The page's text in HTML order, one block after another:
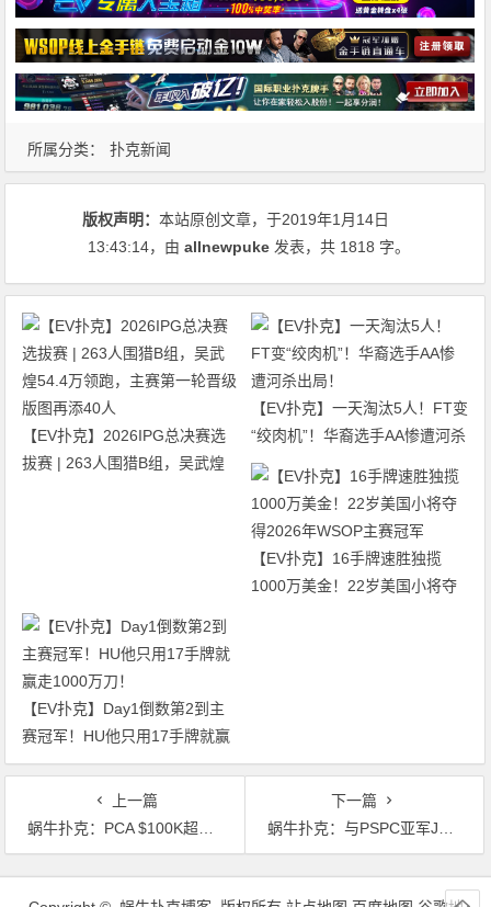
所属分类： 扑克新闻
版权声明：本站原创文章，于2019年1月14日
13:43:14，由allnewpuke 发表，共 1818 字。
【EV扑克】2026IPG总决赛选
拔赛 | 263人围猎B组，吴武煌
【EV扑克】一天淘汰5人！FT变
“绞肉机”！华裔选手AA惨遭河杀
出局！
【EV扑克】16手牌速胜独揽
1000万美金！22岁美国小将夺
【EV扑克】Day1倒数第2到主
赛冠军！HU他只用17手牌就赢
走1000万刀！
上一篇
蜗牛扑克：PCA $100K超高额豪客赛落幕，Sam Greenwood夺冠
下一篇
蜗牛扑克：与PSPC亚军Julien Martini赛后的简短对话
文